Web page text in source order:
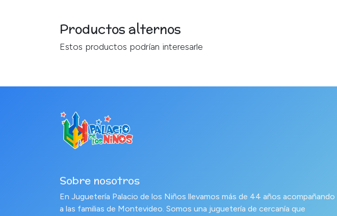
Productos alternos
Estos productos podrían interesarle
Sobre nosotros
En Juguetería Palacio de los Niños llevamos más de 44 años acompañando
a las familias de Montevideo. Somos una juguetería de cercanía que